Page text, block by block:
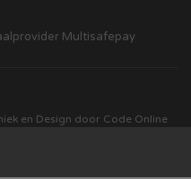
Multisafepay
en Design door Code Online